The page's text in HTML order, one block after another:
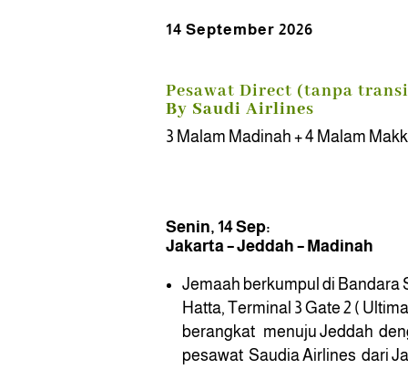
14 September 2026
Pesawat Direct (tanpa
By Saudi Airlines
3 Malam Madinah + 4 Malam
Senin, 14 Sep:
Jakarta – Jeddah – Madinah
Jemaah berkumpul di Bandara
Hatta, Terminal 3 Gate 2 (
berangkat menuju Jeddah
pesawat Saudia Airlines dari